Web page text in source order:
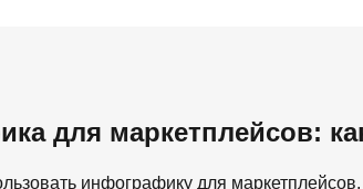
для маркетплейсов:
инфографику для